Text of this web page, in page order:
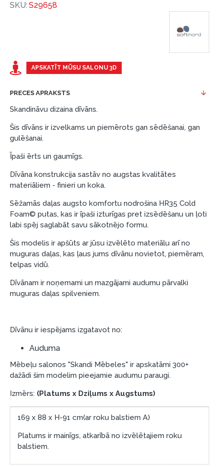
vēlāk.
Ar ESTO iegūstiet bezprocentu līzinga vai nomaksas
priekšrocības bez pirmās iemaksas un ar nomaksas
Piemērs: Preces cena 300 €, termiņš: 12 mēneši,
pirmā iemaksa: 0 €, ikmēneša maksājums: 25 €,
salonu Dārzciema ielā 91, Rīga, Latvija.
Dokumentu prasības:
nepieciešams Smart-ID, eParaksts eID, eParaksts
eID mobile, ESTO konts vai banka Swedbank,
Luminor, SEB vai Citadele).
Līguma nosacījumi:
Līzinga līgumu drīkst parakstīt tikai tā persona,
kura ir norādīta kredīta saņemšanas līgumā.
Papildu informācija:
Pirms kredīta noformēšanas, lūdzam iepazīties ar
preču piegādes noteikumiem
, kā arī
garantijas un atgriesanas noteikumiem
lūdzu, izvērtējiet savas finansiālās iespējas.
APSKATĪT MŪSU SALONU 3D
PRECES APRAKSTS
Skandināvu dizaina dīvāns.
Šis dīvāns ir izvelkams un piemērots gan sēdēšanai, gan
gulēšanai.
Īpaši ērts un gaumīgs.
Dīvāna konstrukcija sastāv no augstas kvalitātes
materiāliem - finieri un koka.
Sēžamās daļas augsto komfortu nodrošina HR35 Cold
Foam© putas, kas ir īpaši izturīgas pret izsēdēšanu un ļoti
labi spēj saglabāt savu sākotnējo formu.
Šis modelis ir apšūts ar jūsu izvēlēto materiālu arī no
muguras daļas, kas ļaus jums dīvānu novietot, piemēram,
telpas vidū.
Dīvānam ir noņemami un mazgājami audumu pārvalki
muguras daļas spilveniem.
Dīvānu ir iespējams izgatavot no:
Auduma
Mēbeļu salonos "Skandi Mēbeles" ir apskatāmi 300+
dažādi šim modelim pieejamie audumu paraugi.
Izmērs: (Platums x Dziļums x Augstums)
169 x 88 x H-91 cm(ar roku balstiem A)
Platums ir mainīgs, atkarībā no izvēlētajiem roku
balstiem.
SKU: S29658